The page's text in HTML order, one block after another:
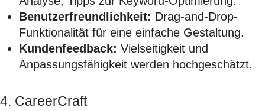
Benutzerfreundlichkeit: Drag-and-Drop-
Funktionalität für eine einfache Gestaltung.
Kundenfeedback: Vielseitigkeit und
Anpassungsfähigkeit werden hochgeschätzt.
4. CareerCraft